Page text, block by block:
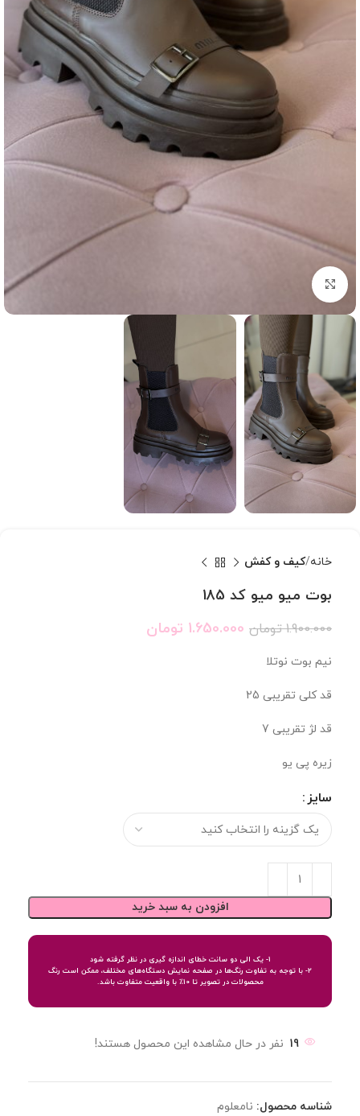
بزرگنمایی تصویر
خانه کیف و کفش
بوت میو میو كد 185
1.900.000 تومان 1.650.000 تومان
نیم بوت نوتلا
قد کلی تقریبی 25
قد لژ تقریبی 7
زیره پی یو
سایز
افزودن به سبد خرید
1- یک الی دو سانت خطای اندازه گیری در نظر گرفته شود
2- با توجه به تفاوت رنگ‌ها در صفحه نمایش دستگاه‌های مختلف، ممکن است رنگ
محصولات در تصویر تا 10٪ با واقعیت متفاوت باشد.
19 نفر در حال مشاهده این محصول هستند!
شناسه محصول: نامعلوم